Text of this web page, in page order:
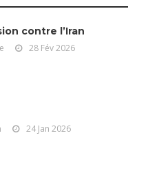
contre l’Iran
28 Fév 2026
24 Jan 2026